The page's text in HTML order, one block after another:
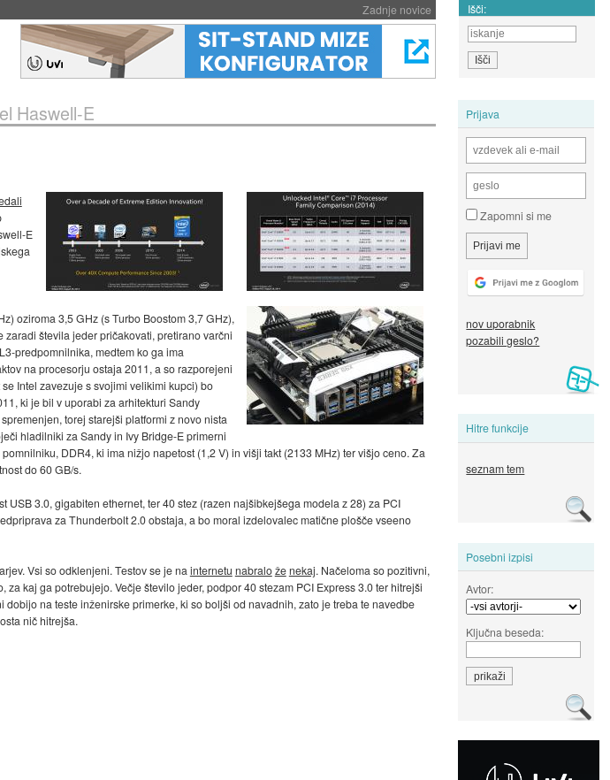
Zadnje novice Išči:
Prijava
Zapomni si me
nov uporabnik
pozabili geslo?
Hitre funkcije
seznam tem
Posebni izpisi
Avtor:
Ključna beseda:
Haswell-E
E
oziroma 3,5 GHz (s Turbo Boostom 3,7 GHz),
števila jeder pričakovati, pretirano varčni
predpomnilnika, medtem ko ga ima
na procesorju ostaja 2011, a so razporejeni
Intel zavezuje s svojimi velikimi kupci) bo
ki je bil v uporabi za arhitekturi Sandy
torej starejši platformi z novo nista
hladilniki za Sandy in Ivy Bridge-E primerni
DDR4, ki ima nižjo napetost (1,2 V) in višji takt (2133 MHz) ter višjo ceno. Za
do 60 GB/s.
3.0, gigabiten ethernet, ter 40 stez (razen najšibkejšega modela z 28) za PCI
za Thunderbolt 2.0 obstaja, a bo moral izdelovalec matične plošče vseeno
Vsi so odklenjeni. Testov se je na internetu nabraloženekaj. Načeloma so pozitivni,
kaj ga potrebujejo. Večje število jeder, podpor 40 stezam PCI Express 3.0 ter hitrejši
na teste inženirske primerke, ki so boljši od navadnih, zato je treba te navedbe
nič hitrejša.